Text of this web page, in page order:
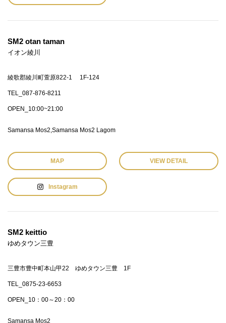
SM2 otan taman
イオン綾川
綾歌郡綾川町萱原822-1 1F-124
TEL_087-876-8211
OPEN_10:00~21:00
Samansa Mos2 Samansa Mos2 Lagom
MAP VIEW DETAIL
Instagram
SM2 keittio
ゆめタウン三豊
三豊市豊中町本山甲22 ゆめタウン三豊 1F
TEL_0875-23-6653
OPEN_10：00～20：00
Samansa Mos2